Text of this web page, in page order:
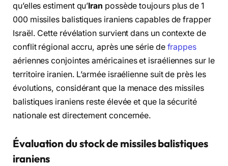
qu’elles estiment qu’Iran possède toujours plus de 1
000 missiles balistiques iraniens capables de frapper
Israël. Cette révélation survient dans un contexte de
conflit régional accru, après une série de frappes
aériennes conjointes américaines et israéliennes sur le
territoire iranien. L’armée israélienne suit de près les
évolutions, considérant que la menace des missiles
balistiques iraniens reste élevée et que la sécurité
nationale est directement concernée.
Évaluation du stock de missiles balistiques
iraniens